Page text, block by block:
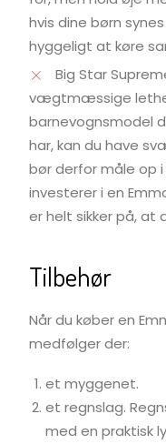
hvis dine børn
hyggeligt at køre
Big Star
vægtmæssige
barnevognsmodel
har, kan du have
bør derfor måle op
investerer i en
er helt sikker på, at
Tilbehør
Når du køber en
medfølger der:
et myggenet.
et regnslag.
med en praktisk